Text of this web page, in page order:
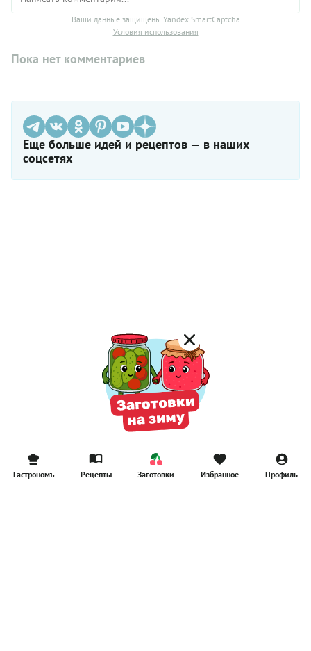
Ваши данные защищены Yandex SmartCaptcha
Условия использования
Пока нет комментариев
Еще больше идей и рецептов — в наших
соцсетях
Гастрономъ Рецепты Заготовки Избранное Профиль